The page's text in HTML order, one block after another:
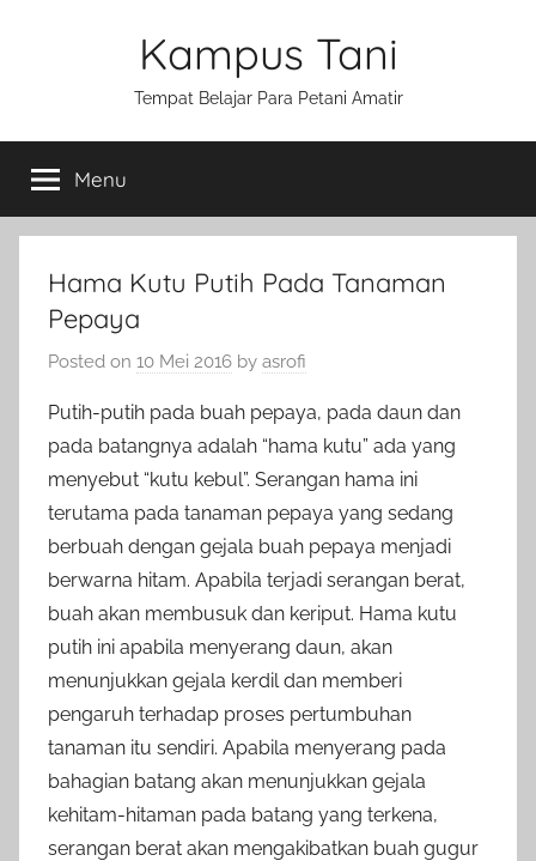
Kampus Tani
Tempat Belajar Para Petani Amatir
Menu
Hama Kutu Putih Pada Tanaman
Pepaya
Posted on 10 Mei 2016 by asrofi
Putih-putih pada buah pepaya, pada daun dan
pada batangnya adalah “hama kutu” ada yang
menyebut “kutu kebul”. Serangan hama ini
terutama pada tanaman pepaya yang sedang
berbuah dengan gejala buah pepaya menjadi
berwarna hitam. Apabila terjadi serangan berat,
buah akan membusuk dan keriput. Hama kutu
putih ini apabila menyerang daun, akan
menunjukkan gejala kerdil dan memberi
pengaruh terhadap proses pertumbuhan
tanaman itu sendiri. Apabila menyerang pada
bahagian batang akan menunjukkan gejala
kehitam-hitaman pada batang yang terkena,
serangan berat akan mengakibatkan buah gugur